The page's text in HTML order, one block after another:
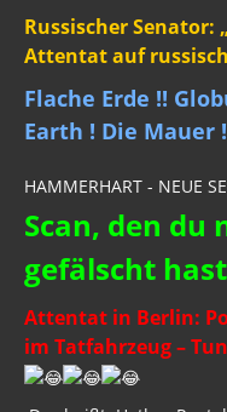
Russischer Senator:
Attentat auf
Flache Erde !!
Earth ! Die Mauer
HAMMERHART - NEUE
Scan, den du
gefälscht hast
Attentat in Berlin:
im Tatfahrzeug –